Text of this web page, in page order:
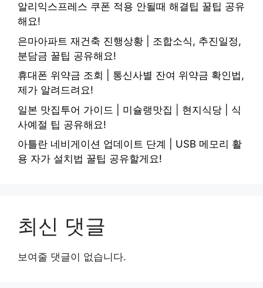
알리익스프레스 쿠폰 적용 안될때 해결팁 꿀팁 공유
해요!
은마아파트 재건축 진행상황 | 조합소식, 추진일정,
분담금 꿀팁 공유해요!
휴대폰 위약금 조회 | 통신사별 잔여 위약금 확인법,
제가 알려드려요!
일본 맛집투어 가이드 | 미슐랭맛집 | 현지식당 | 식
사예절 팁 공유해요!
아틀란 네비게이션 업데이트 단계 | USB 메모리 활
용 자가 설치법 꿀팁 공유할게요!
최신 댓글
보여줄 댓글이 없습니다.